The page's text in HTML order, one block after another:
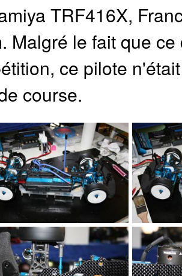
TRF416X,
Malgré le fait que
ce pilote
course.